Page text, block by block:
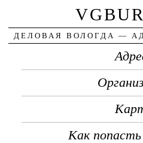
ДЕЛОВАЯ ВОЛОГДА —
Как